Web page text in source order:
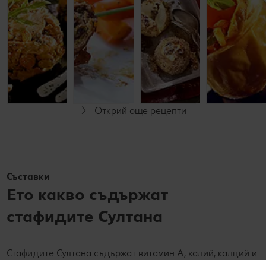
манатарки
и стафиди
До 30 минути
Начинаещи
с бекон
До 60 минути
Начинаещи
рикота и
хрупкава
коричка
До 60 минути
Начинаещи
Открий още рецепти
Съставки
Ето какво съдържат
стафидите Султана
Стафидите Султана съдържат витамин А, калий, калций и